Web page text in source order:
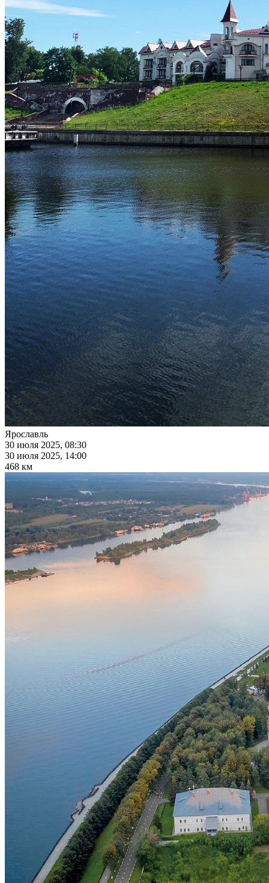
Ярославль
30 июля 2025, 08:30
30 июля 2025, 14:00
468 км